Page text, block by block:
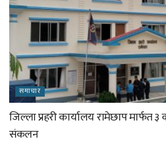
समाचार
जिल्ला प्रहरी कार्यालय रामेछाप मार्फत
संकलन